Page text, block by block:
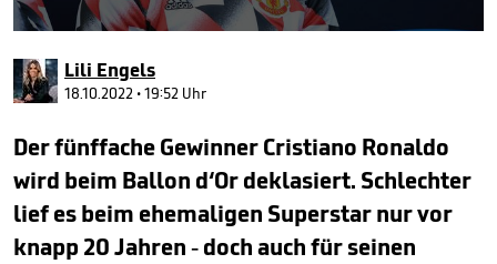
seconds
of
2
minutes,
seconds
Lili Engels
18.10.2022 • 19:52 Uhr
Der fünffache Gewinner Cristiano Ronaldo
wird beim Ballon d‘Or deklasiert. Schlechter
lief es beim ehemaligen Superstar nur vor
knapp 20 Jahren - doch auch für seinen